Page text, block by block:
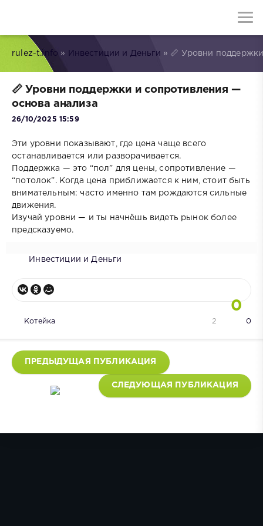
rulez-t.info » Инвестиции и Деньги » 📏 Уровни
📏 Уровни поддержки и сопротивления —
основа анализа
26/10/2025 15:59
Эти уровни показывают, где цена чаще всего
останавливается или разворачивается.
Поддержка — это “пол” для цены, сопротивление —
“потолок”. Когда цена приближается к ним, стоит быть
внимательным: часто именно там рождаются сильные
движения.
Изучай уровни — и ты начнёшь видеть рынок более
предсказуемо.
Инвестиции и Деньги
0
Котейка 0
2
ПРЕДЫДУЩАЯ ПУБЛИКАЦИЯ
СЛЕДУЮЩАЯ ПУБЛИКАЦИЯ